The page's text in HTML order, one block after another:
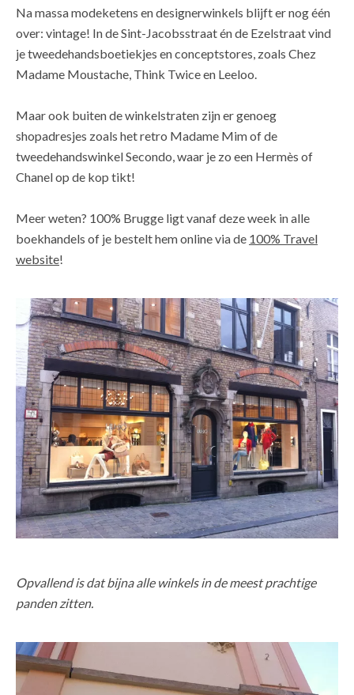
Na massa modeketens en designerwinkels blijft er nog één
over: vintage! In de Sint-Jacobsstraat én de Ezelstraat vind
je tweedehandsboetiekjes en conceptstores, zoals Chez
Madame Moustache, Think Twice en Leeloo.
Maar ook buiten de winkelstraten zijn er genoeg
shopadresjes zoals het retro Madame Mim of de
tweedehandswinkel Secondo, waar je zo een Hermès of
Chanel op de kop tikt!
Meer weten? 100% Brugge ligt vanaf deze week in alle
boekhandels of je bestelt hem online via de 100% Travel
website!
Opvallend is dat bijna alle winkels in de meest prachtige
panden zitten.